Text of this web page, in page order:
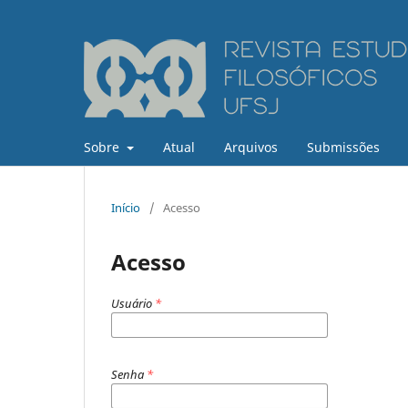
Sobre Atual Arquivos Submissões
Início / Acesso
Acesso
Usuário *
Senha *